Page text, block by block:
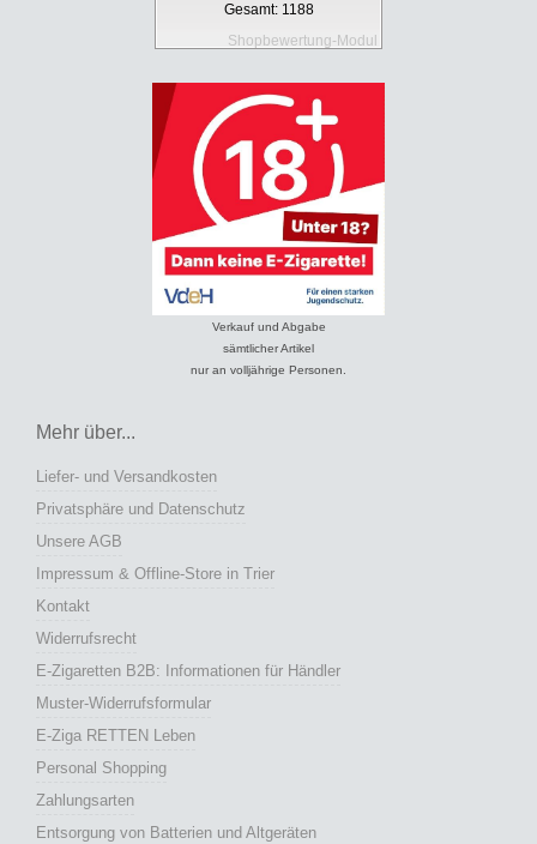
Gesamt: 1188
Shopbewertung-Modul
Verkauf und Abgabe
sämtlicher Artikel
nur an volljährige Personen.
Mehr über...
Liefer- und Versandkosten
Privatsphäre und Datenschutz
Unsere AGB
Impressum & Offline-Store in Trier
Kontakt
Widerrufsrecht
E-Zigaretten B2B: Informationen für Händler
Muster-Widerrufsformular
E-Ziga RETTEN Leben
Personal Shopping
Zahlungsarten
Entsorgung von Batterien und Altgeräten